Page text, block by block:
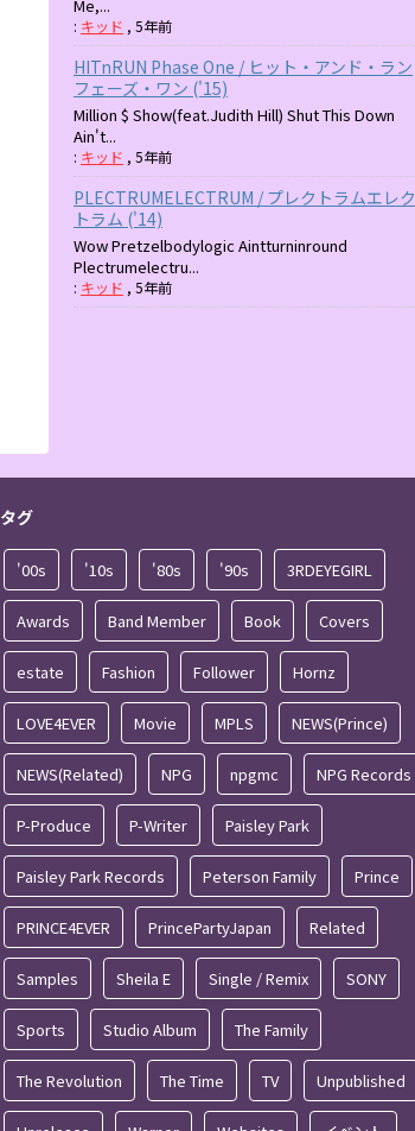
Me,...
: キッド , 5年前
HITnRUN Phase One / ヒット・アンド・ラン
フェーズ・ワン ('15)
Million $ Show(feat.Judith Hill) Shut This Down
Ain't...
: キッド , 5年前
PLECTRUMELECTRUM / プレクトラムエレク
トラム ('14)
Wow Pretzelbodylogic Aintturninround
Plectrumelectru...
: キッド , 5年前
タグ
'00s '10s '80s '90s 3RDEYEGIRL
Awards Band Member Book Covers
estate Fashion Follower Hornz
LOVE4EVER Movie MPLS NEWS(Prince)
NEWS(Related) NPG npgmc NPG Records
P-Produce P-Writer Paisley Park
Paisley Park Records Peterson Family Prince
PRINCE4EVER PrincePartyJapan Related
Samples Sheila E Single / Remix SONY
Sports Studio Album The Family
The Revolution The Time TV Unpublished